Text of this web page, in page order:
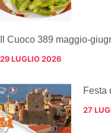
Il Cuoco 389 maggio-
29 LUGLIO 2026
Festa
27